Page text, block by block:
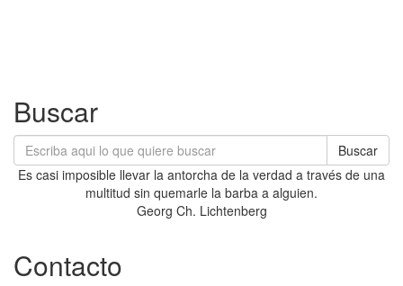
Buscar
Buscar
Es casi imposible llevar la antorcha de la verdad a través de una
multitud sin quemarle la barba a alguien.
Georg Ch. Lichtenberg
Contacto